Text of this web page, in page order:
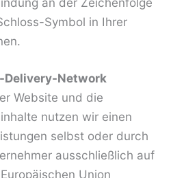
Symbol in Ihrer
Delivery-Network
Website und die
nutzen wir einen
selbst oder durch
ausschließlich auf
Union